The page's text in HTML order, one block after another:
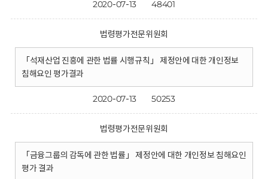
2020-07-13 48401
법령평가전문위원회
「석재산업 진흥에 관한 법률 시행규칙」 제정안에 대한 개인정보
침해요인 평가결과
2020-07-13 50253
법령평가전문위원회
「금융그룹의 감독에 관한 법률」 제정안에 대한 개인정보 침해요인
평가 결과